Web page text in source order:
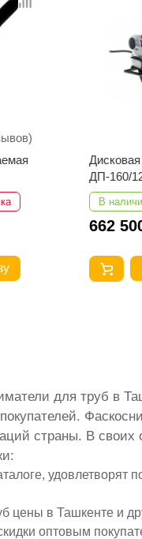
В
1 325
для труб в
страны. В своих
удовлетворят
цены в Ташкенте и
оптовым